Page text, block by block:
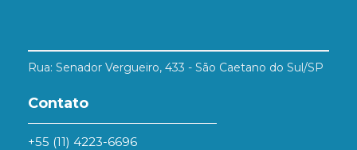
Rua: Senador Vergueiro, 433 - São Caetano do Sul/SP
Contato
+55 (11) 4223-6696